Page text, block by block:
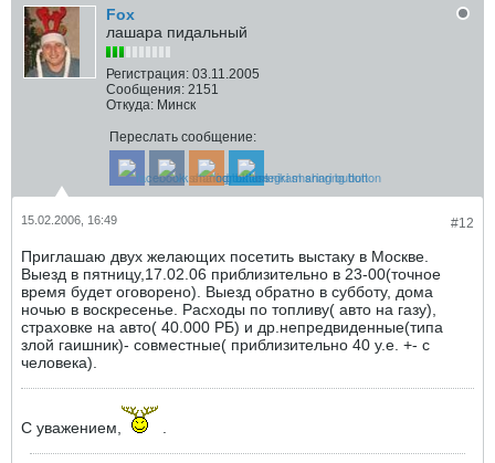
Fox
лашара пидальный
Регистрация: 03.11.2005
Сообщения: 2151
Откуда: Минск
Переслать сообщение:
#12
15.02.2006, 16:49
Приглашаю двух желающих посетить выстаку в Москве.
Выезд в пятницу,17.02.06 приблизительно в 23-00(точное
время будет оговорено). Выезд обратно в субботу, дома
ночью в воскресенье. Расходы по топливу( авто на газу),
страховке на авто( 40.000 РБ) и др.непредвиденные(типа
злой гаишник)- совместные( приблизительно 40 у.е. +- с
человека).
С уважением,